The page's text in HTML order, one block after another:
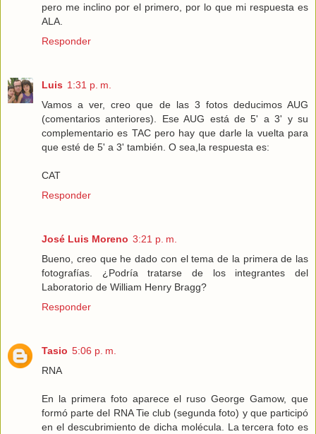
pero me inclino por el primero, por lo que mi respuesta es
ALA
Responder
Luis 1:31 p. m.
Vamos a ver, creo que de las 3 fotos deducimos AUG
(comentarios anteriores). Ese AUG está de 5' a 3' y su
complementario es TAC pero hay que darle la vuelta para
que esté de 5' a 3' también. O sea,la respuesta es:
CAT
Responder
José Luis Moreno 3:21 p. m.
Bueno, creo que he dado con el tema de la primera de las
fotografías. ¿Podría tratarse de los integrantes del
Laboratorio de William Henry Bragg?
Responder
Tasio 5:06 p. m.
RNA
En la primera foto aparece el ruso George Gamow, que
formó parte del RNA Tie club (segunda foto) y que participó
en el descubrimiento de dicha molécula. La tercera foto es